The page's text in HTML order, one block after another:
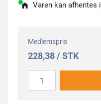
Varen kan afhentes i
Medlemspris
228,38 / STK